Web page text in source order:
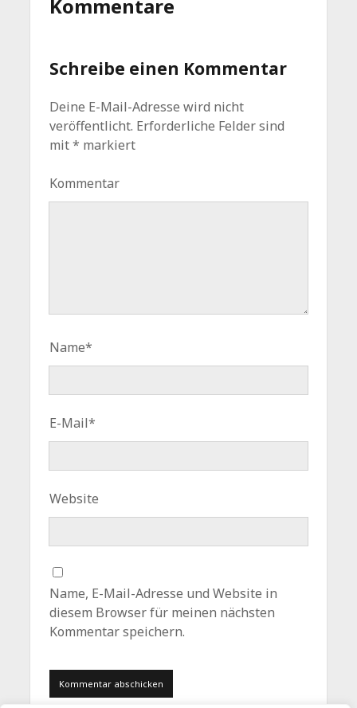
Kommentare
Schreibe einen Kommentar
Deine E-Mail-Adresse wird nicht
veröffentlicht. Erforderliche Felder sind
mit* markiert
Kommentar
Name*
E-Mail*
Website
Name, E-Mail-Adresse und Website in
diesem Browser für meinen nächsten
Kommentar speichern.